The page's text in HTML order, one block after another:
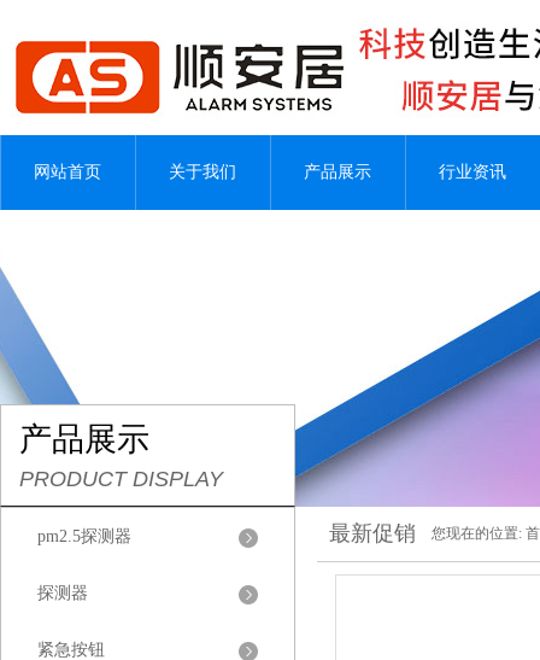
网站首页 关于我们 产品展示 行业资讯
产品展示
PRODUCT DISPLAY
pm2.5探测器
探测器
紧急按钮
最新促销 您现在的位置: